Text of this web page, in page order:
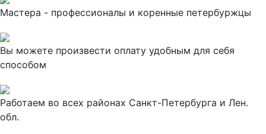
Мастера - профессионалы и коренные петербуржцы
Вы можете произвести оплату удобным для себя
способом
Работаем во всех районах Санкт-Петербурга и Лен.
обл.